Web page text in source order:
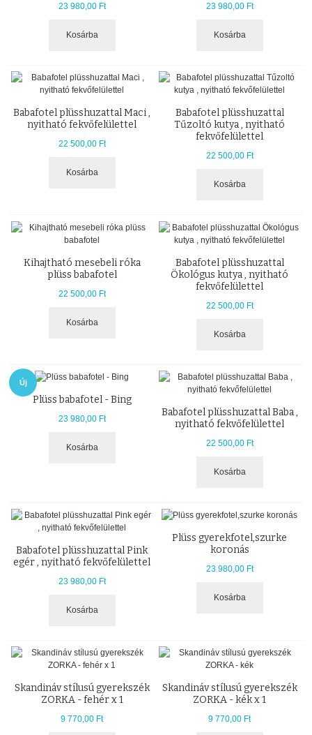
23 980,00 Ft
Kosárba
23 980,00 Ft
Kosárba
Babafotel plüsshuzattal Maci ,
nyitható fekvőfelülettel
22 500,00 Ft
Kosárba
Babafotel plüsshuzattal
Tűzoltó kutya , nyitható
fekvőfelülettel
22 500,00 Ft
Kosárba
Kihajtható mesebeli róka
plüss babafotel
22 500,00 Ft
Kosárba
Babafotel plüsshuzattal
Ökológus kutya , nyitható
fekvőfelülettel
22 500,00 Ft
Kosárba
Új
Plüss babafotel - Bing
23 980,00 Ft
Kosárba
Babafotel plüsshuzattal Baba ,
nyitható fekvőfelülettel
22 500,00 Ft
Kosárba
Babafotel plüsshuzattal Pink
egér , nyitható fekvőfelülettel
23 980,00 Ft
Kosárba
Plüss gyerekfotel,szurke
koronás
23 980,00 Ft
Kosárba
Skandináv stílusú gyerekszék
ZORKA - fehér x 1
9 770,00 Ft
Skandináv stílusú gyerekszék
ZORKA - kék x 1
9 770,00 Ft